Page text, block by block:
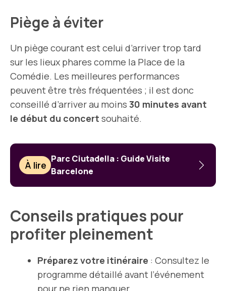
Piège à éviter
Un piège courant est celui d’arriver trop tard
sur les lieux phares comme la Place de la
Comédie. Les meilleures performances
peuvent être très fréquentées ; il est donc
conseillé d’arriver au moins 30 minutes avant
le début du concert souhaité.
À lire
Parc Ciutadella : Guide Visite
Barcelone
Conseils pratiques pour
profiter pleinement
Préparez votre itinéraire : Consultez le
programme détaillé avant l’événement
pour ne rien manquer.